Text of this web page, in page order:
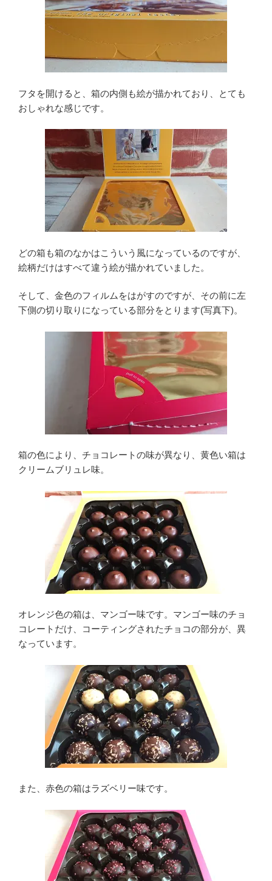
フタを開けると、箱の内側も絵が描かれており、とても
おしゃれな感じです。
どの箱も箱のなかはこういう風になっているのですが、
絵柄だけはすべて違う絵が描かれていました。
そして、金色のフィルムをはがすのですが、その前に左
下側の切り取りになっている部分をとります(写真下)。
箱の色により、チョコレートの味が異なり、黄色い箱は
クリームブリュレ味。
オレンジ色の箱は、マンゴー味です。マンゴー味のチョ
コレートだけ、コーティングされたチョコの部分が、異
なっています。
また、赤色の箱はラズベリー味です。